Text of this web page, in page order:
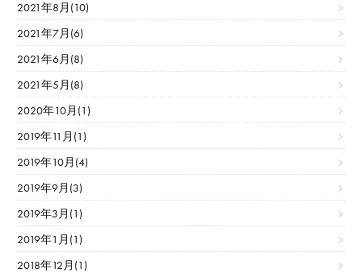
2021年8月(10)
2021年7月(6)
2021年6月(8)
2021年5月(8)
2020年10月(1)
2019年11月(1)
2019年10月(4)
2019年9月(3)
2019年3月(1)
2019年1月(1)
2018年12月(1)